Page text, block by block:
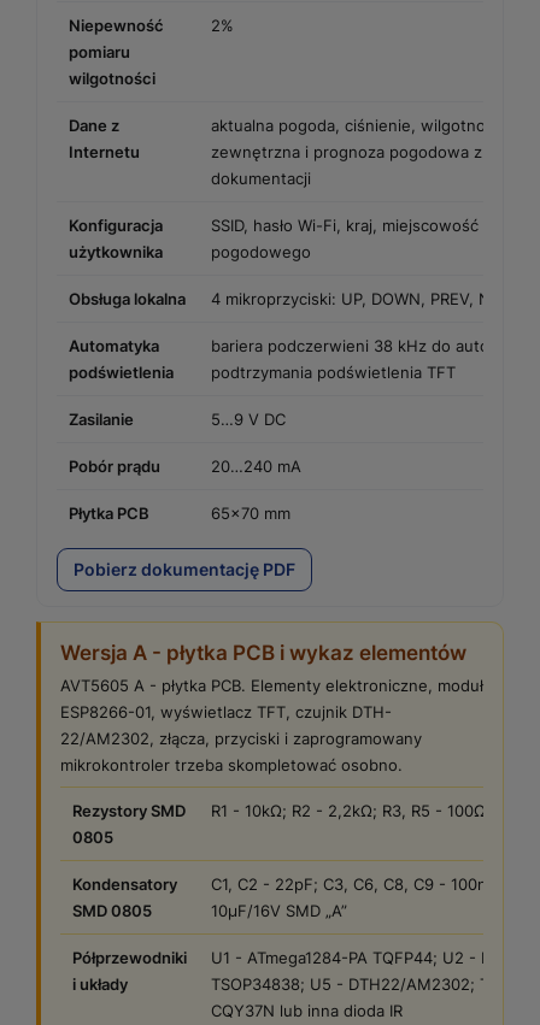
Niepewność
pomiaru
wilgotności
2%
Dane z
Internetu
aktualna pogoda, ciśnienie, wilgotność,
zewnętrzna i prognoza pogodowa z
dokumentacji
Konfiguracja
użytkownika
SSID, hasło Wi-Fi, kraj, miejscowość i klucz
pogodowego
Obsługa lokalna 4 mikroprzyciski: UP, DOWN, PREV, NEXT
Automatyka
podświetlenia
bariera podczerwieni 38 kHz do
podtrzymania podświetlenia TFT
Zasilanie 5…9 V DC
Pobór prądu 20…240 mA
Płytka PCB 65x70 mm
Pobierz dokumentację PDF
Wersja A - płytka PCB i wykaz elementów
AVT5605 A - płytka PCB. Elementy elektroniczne, moduł
ESP8266-01, wyświetlacz TFT, czujnik DTH-
22/AM2302, złącza, przyciski i zaprogramowany
mikrokontroler trzeba skompletować osobno.
Rezystory SMD
0805
R1 - 10kΩ; R2 - 2,2kΩ; R3, R5 - 100Ω; R4 -
Kondensatory
SMD 0805
C1, C2 - 22pF; C3, C6, C8, C9 - 100nF; C4,
10µF/16V SMD „A”
Półprzewodniki
i układy
U1 - ATmega1284-PA TQFP44; U2 -
TSOP34838; U5 - DTH22/AM2302; T1 -
CQY37N lub inna dioda IR